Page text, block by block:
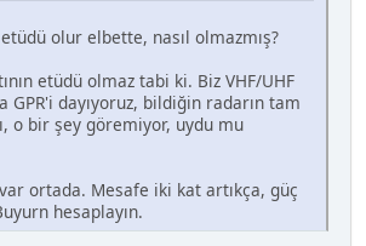
olur elbette, nasıl olmazmış?
etüdü olmaz tabi ki. Biz VHF/UHF
GPR'i dayıyoruz, bildiğin radarın tam
o bir şey göremiyor, uydu mu
ortada. Mesafe iki kat artıkça, güç
hesaplayın.